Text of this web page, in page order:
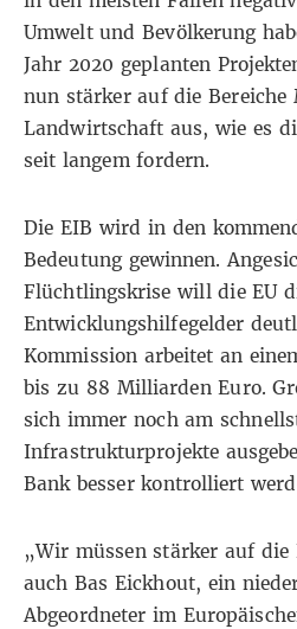
Umwelt und Bevölkerung
Jahr 2020 geplanten
nun stärker auf die
Landwirtschaft aus, wie es
seit langem fordern.
Die EIB wird in den
Bedeutung gewinnen.
Flüchtlingskrise will die EU
Entwicklungshilfegelder
Kommission arbeitet an
bis zu 88 Milliarden Euro.
sich immer noch am
Infrastrukturprojekte
Bank besser kontrolliert
„Wir müssen stärker auf die
auch Bas Eickhout, ein
Abgeordneter im